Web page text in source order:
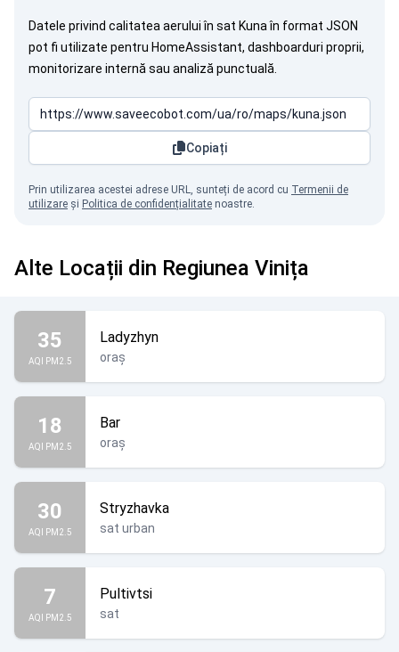
Datele privind calitatea aerului în sat Kuna în format JSON
pot fi utilizate pentru HomeAssistant, dashboarduri proprii,
monitorizare internă sau analiză punctuală.
Copiați
Prin utilizarea acestei adrese URL, sunteți de acord cu Termenii de
utilizare și Politica de confidențialitate noastre.
Alte Locații din Regiunea Vinița
35
AQI PM2.5
Ladyzhyn
oraș
18
AQI PM2.5
Bar
oraș
30
AQI PM2.5
Stryzhavka
sat urban
7
AQI PM2.5
Pultivtsi
sat